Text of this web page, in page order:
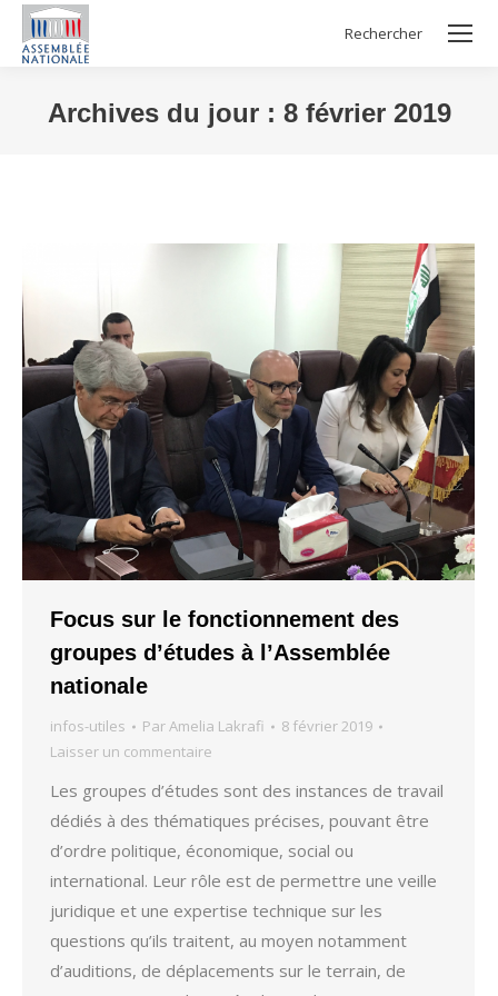
Search:
Rechercher
Archives du jour : 8 février 2019
Focus sur le fonctionnement des
groupes d’études à l’Assemblée
nationale
infos-utiles ParAmelia Lakrafi
8 février 2019
Laisser un commentaire
Les groupes d’études sont des instances de travail
dédiés à des thématiques précises, pouvant être
d’ordre politique, économique, social ou
international. Leur rôle est de permettre une veille
juridique et une expertise technique sur les
questions qu’ils traitent, au moyen notamment
d’auditions, de déplacements sur le terrain, de